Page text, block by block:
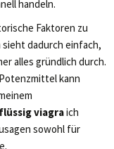
handeln.
Faktoren zu
dadurch einfach,
alles gründlich durch.
kann
flüssig viagraich
sowohl für